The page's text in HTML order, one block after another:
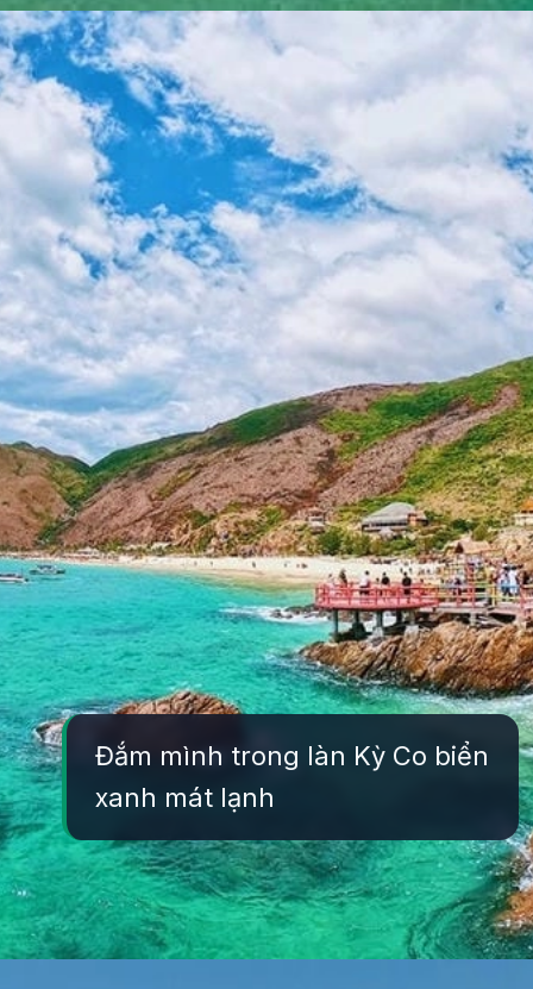
Đang mởhttps://yeukhoahoc.edu.vn/bai-bien-ky-co
Đắm mình trong làn Kỳ Co biển
xanh mát lạnh